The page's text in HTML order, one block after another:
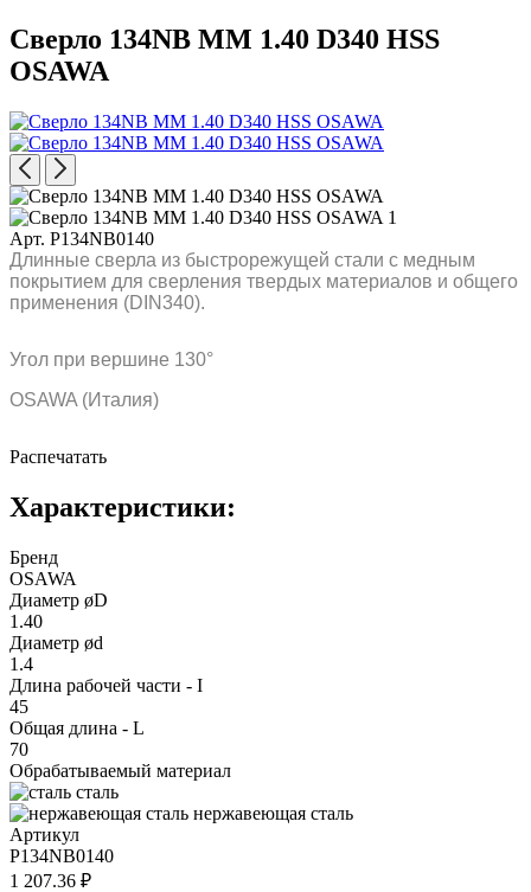
Сверло 134NB MM 1.40 D340 HSS
OSAWA
Арт. P134NB0140
Длинные сверла из быстрорежущей стали с медным
покрытием для сверления твердых материалов и общего
применения (DIN340).
Угол при вершине 130°
OSAWA (Италия)
Распечатать
Характеристики:
Бренд
OSAWA
Диаметр øD
1.40
Диаметр ød
1.4
Длина рабочей части - I
45
Общая длина - L
70
Обрабатываемый материал
сталь
нержавеющая сталь
Артикул
P134NB0140
1 207.36 ₽